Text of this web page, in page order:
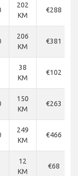
202
KM
€288
206
KM
€381
38
KM
€102
150
KM
€263
249
KM
€466
12
KM
€68